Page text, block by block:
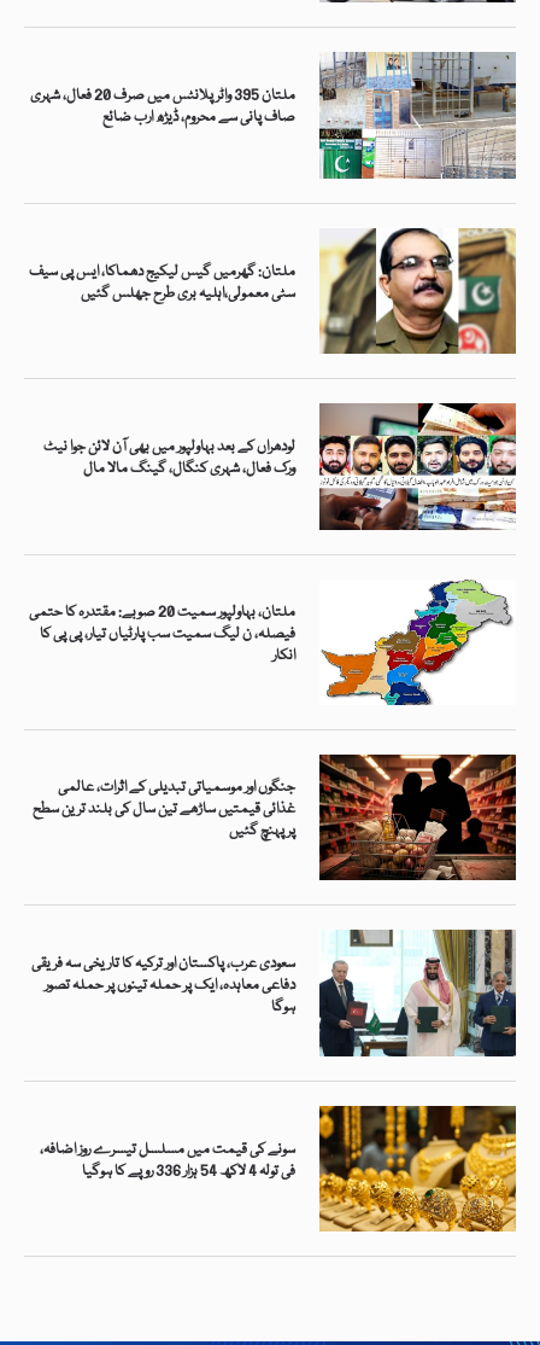
ملتان 395 واٹر پلانٹس میں صرف 20 فعال، شہری
صاف پانی سے محروم، ڈیڑھ ارب ضائع
ملتان: گھرمیں گیس لیکیج دھماکا، ایس پی سیف
سٹی معمولی،اہلیہ بری طرح جھلس گئیں
لودھراں کے بعد بہاولپور میں بھی آن لائن جوا نیٹ
ورک فعال، شہری کنگال، گینگ مالا مال
ملتان، بہاولپور سمیت 20 صوبے: مقتدرہ کا حتمی
فیصلہ، ن لیگ سمیت سب پارٹیاں تیار، پی پی کا
انکار
جنگوں اور موسمیاتی تبدیلی کے اثرات، عالمی
غذائی قیمتیں ساڑھے تین سال کی بلند ترین سطح
پر پہنچ گئیں
سعودی عرب، پاکستان اور ترکیہ کا تاریخی سہ فریقی
دفاعی معاہدہ، ایک پر حملہ تینوں پر حملہ تصور
ہوگا
سونے کی قیمت میں مسلسل تیسرے روز اضافہ،
فی تولہ 4 لاکھ 54 ہزار 336 روپے کا ہوگیا